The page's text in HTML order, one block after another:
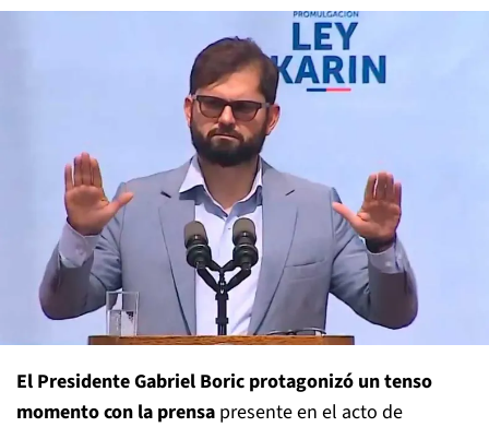
El Presidente Gabriel Boric protagonizó un tenso
momento con la prensa presente en el acto de